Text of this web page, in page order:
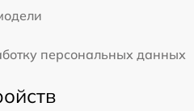
персональных данных